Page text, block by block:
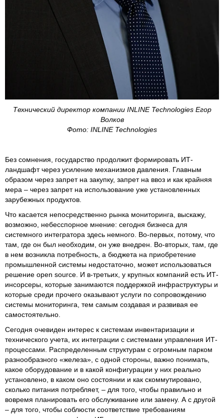
Технический директор компании INLINE Technologies Егор
Волков
Фото: INLINE Technologies
Без сомнения, государство продолжит формировать ИТ-
ландшафт через усиление механизмов давления. Главным
образом через запрет на закупку, запрет на ввоз и как крайняя
мера – через запрет на использование уже установленных
зарубежных продуктов.
Что касается непосредственно рынка мониторинга, выскажу,
возможно, небесспорное мнение: сегодня бизнеса для
системного интегратора здесь немного. Во-первых, потому, что
там, где он был необходим, он уже внедрен. Во-вторых, там, где
в нем возникла потребность, а бюджета на приобретение
промышленной системы недостаточно, может использоваться
решение open source. И в-третьих, у крупных компаний есть ИТ-
инсорсеры, которые занимаются поддержкой инфраструктуры и
которые среди прочего оказывают услуги по сопровождению
системы мониторинга, тем самым создавая и развивая ее
самостоятельно.
Сегодня очевиден интерес к системам инвентаризации и
технического учета, их интеграции с системами управления ИТ-
процессами. Распределенным структурам с огромным парком
разнообразного «железа», с одной стороны, важно понимать,
какое оборудование и в какой конфигурации у них реально
установлено, в каком оно состоянии и как скоммутировано,
сколько питания потребляет, – для того, чтобы правильно и
вовремя планировать его обслуживание или замену. А с другой
– для того, чтобы соблюсти соответствие требованиям